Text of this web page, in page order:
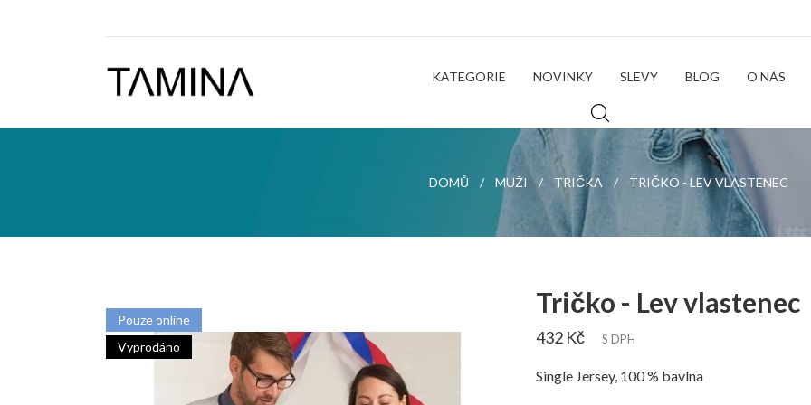
KATEGORIE NOVINKY SLEVY BLOG O NÁS
DOMŮ MUŽI TRIČKA TRIČKO - LEV VLASTENEC
Pouze online
Vyprodáno
Tričko - Lev vlastenec
432 Kč S DPH
Single Jersey, 100 % bavlna